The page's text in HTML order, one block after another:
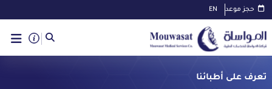
حجز موعد EN
تعرف على أطبائنا